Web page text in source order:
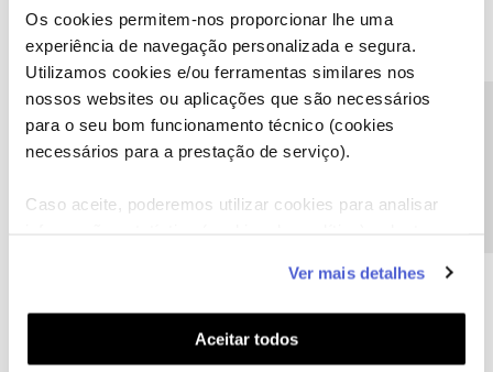
Os cookies permitem-nos proporcionar lhe uma
experiência de navegação personalizada e segura.
Utilizamos cookies e/ou ferramentas similares nos
nossos websites ou aplicações que são necessários
para o seu bom funcionamento técnico (cookies
necessários para a prestação de serviço).
Caso aceite, poderemos utilizar cookies para analisar
funcionalidades (cookies de personalização e
funcionalidade) e adaptar anúncios aos seus interesses
(cookies de publicidade personalizada). Pode gerir a
utilização dos cookies clicando em "Configurar
Ver mais detalhes
Aceitar todos
Descubra as novidades de julho
Hall of Fame de julho